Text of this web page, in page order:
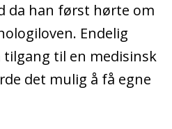
da han først hørte om
Endelig
til en medisinsk
det mulig å få egne